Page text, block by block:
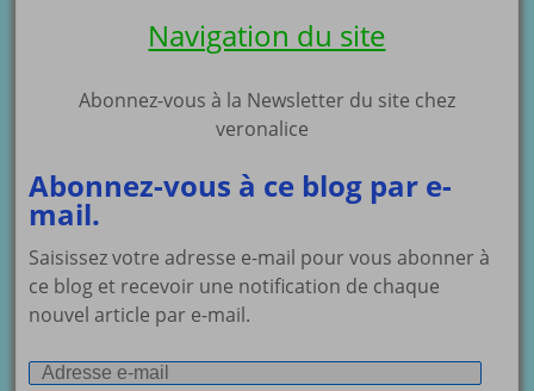
Navigation du site
Abonnez-vous à la Newsletter du site chez
veronalice
Abonnez-vous à ce blog par e-
mail.
Saisissez votre adresse e-mail pour vous abonner à
ce blog et recevoir une notification de chaque
nouvel article par e-mail.
Adresse